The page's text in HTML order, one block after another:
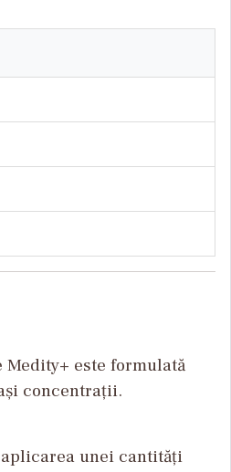
Medity+ este formulată
concentrații.
unei cantități